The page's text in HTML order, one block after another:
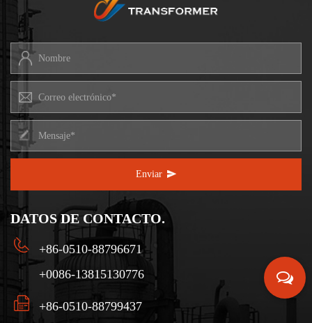
Enviar
DATOS DE CONTACTO.
+86-0510-88796671
+0086-13815130776
+86-0510-88799437